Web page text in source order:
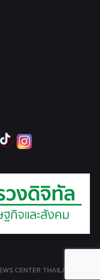
CENTER THAILAND